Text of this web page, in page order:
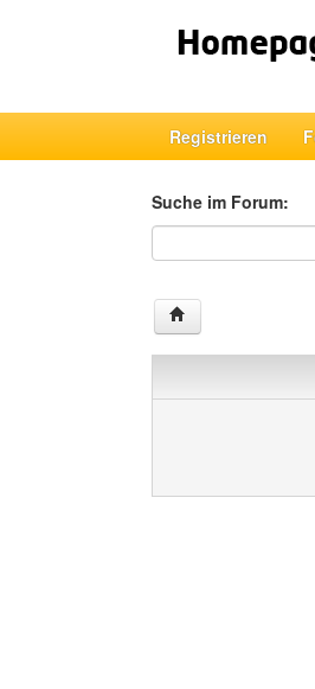
Registrieren
Suche im Forum:
Suche im Forum